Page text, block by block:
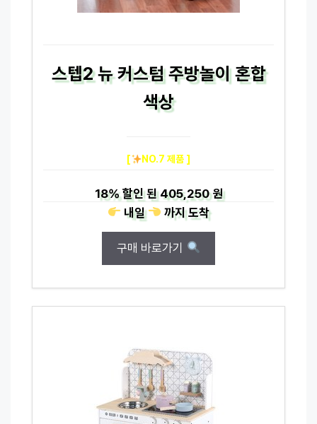
스텝2 뉴 커스텀 주방놀이 혼합
색상
[ NO.7 제품 ]
18%할인 된405,250 원
내일
까지도착
구매 바로가기